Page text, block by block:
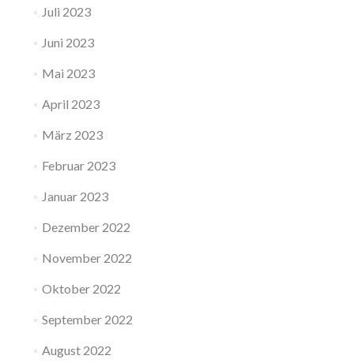
Juli 2023
Juni 2023
Mai 2023
April 2023
März 2023
Februar 2023
Januar 2023
Dezember 2022
November 2022
Oktober 2022
September 2022
August 2022